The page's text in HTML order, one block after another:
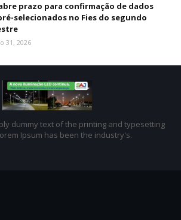
abre prazo para confirmação de dados
selecionados no Fies do segundo
31, 2026
dummy text of the printing and typesetting
Ipsum has been the industry's.